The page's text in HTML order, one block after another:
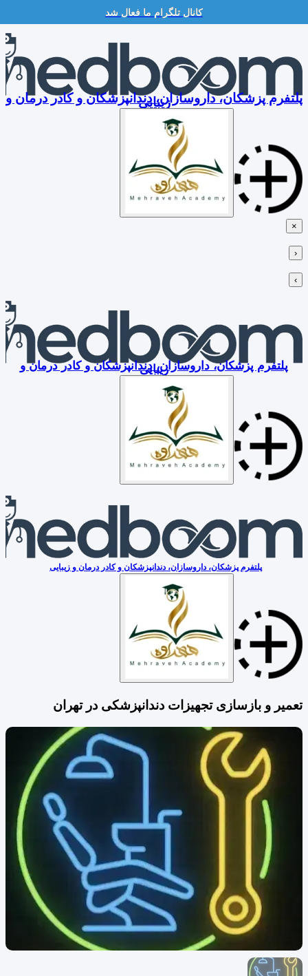
کانال تلگرام ما فعال شد
Skip
content
پلتفرم پزشکان، داروسازان، دندانپزشکان و کادر درمان و
زیبایی
×
‹
›
پلتفرم پزشکان، داروسازان، دندانپزشکان و کادر درمان و
زیبایی
پلتفرم پزشکان، داروسازان، دندانپزشکان و کادر درمان و زیبایی
تعمیر و بازسازی تجهیزات دندانپزشکی در تهران